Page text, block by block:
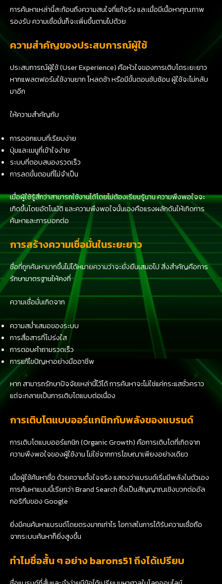
การค้นหาเหล่านี้สะท้อนถึงความสนใจที่แท้จริง และเมื่อมีเนื้อหาคุณภาพ
รองรับ ความเชื่อมั่นก็จะเพิ่มขึ้นตามไปด้วย
ความสำคัญของประสบการณ์ผู้ใช้
ประสบการณ์ผู้ใช้ (User Experience) คือหัวใจของการเติบโตระยะยาว
หากแพลตฟอร์มใช้งานยาก โหลดช้า หรือมีขั้นตอนซับซ้อน ผู้ใช้จะไม่กลับ
มาอีก
ให้ความสำคัญกับ
การออกแบบที่เรียบง่าย
ปุ่มและเมนูที่เข้าใจง่าย
ระบบที่ตอบสนองรวดเร็ว
การลดขั้นตอนที่ไม่จำเป็น
เมื่อผู้ใช้รู้สึกว่าสามารถใช้งานได้โดยไม่ต้องเรียนรู้นาน ความพึงพอใจจะ
เกิดขึ้นโดยอัตโนมัติ และความพึงพอใจนั้นเองคือแรงผลักดันให้เกิดการ
ค้นหาและการบอกต่อ
การสร้างความเชื่อมั่นในระยะยาว
ชื่อที่ถูกค้นหามากขึ้นไม่ได้หมายความว่าจะยั่งยืนเสมอไป สิ่งสำคัญคือการ
รักษามาตรฐานให้คงที่
ความเชื่อมั่นเกิดจาก
ความสม่ำเสมอของระบบ
การสื่อสารที่โปร่งใส
การตอบคำถามรวดเร็ว
การแก้ไขปัญหาอย่างมืออาชีพ
หาก สามารถรักษาปัจจัยเหล่านี้ไว้ได้ การค้นหาจะไม่ใช่แค่กระแสชั่วคราว
แต่จะกลายเป็นการเติบโตแบบต่อเนื่อง
การเติบโตแบบออร์แกนิกกับพลังของแบรนด์
การเติบโตแบบออร์แกนิก (Organic Growth) คือการเติบโตที่เกิดจาก
ความพึงพอใจของผู้ใช้งาน ไม่ใช่จากการโฆษณาเพียงอย่างเดียว
เมื่อผู้ใช้ค้นหาชื่อ ด้วยความตั้งใจจริง แสดงว่าแบรนด์เริ่มมีพลังในตัวเอง
การค้นหาแบบนี้เรียกว่า Brand Search ซึ่งเป็นสัญญาณเชิงบวกต่ออัล
กอริทึมของ Google
ยิ่งมีคนค้นหาแบรนด์โดยตรงมากเท่าไร โอกาสในการได้รับความเชื่อถือ
จากระบบค้นหาก็ยิ่งสูงขึ้น
ทำไมชื่อสั้น ๆ อย่าง barons51 ถึงได้เปรียบ